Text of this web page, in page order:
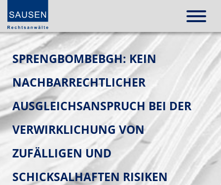
SPRENGBOMBEBGH: KEIN
NACHBARRECHTLICHER
AUSGLEICHSANSPRUCH BEI DER
VERWIRKLICHUNG VON
ZUFÄLLIGEN UND
SCHICKSALHAFTEN RISIKEN